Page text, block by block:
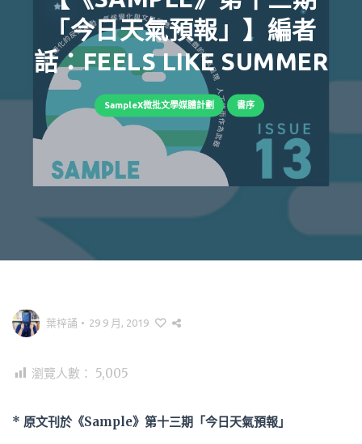
「今日天氣預報」】編者
話：FEELS LIKE SUMMER
SampleX微批文學媒體計劃 書序
葉梓誦 • 29 9 月, 2019
瀏覽人數： 5,005
* 原文刊於《Sample》第十三期「今日天氣預報」